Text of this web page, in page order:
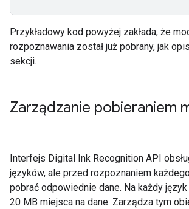
Przykładowy kod powyżej zakłada, że
rozpoznawania został już pobrany, jak
sekcji.
Zarządzanie pobieraniem
Interfejs Digital Ink Recognition API
języków, ale przed rozpoznaniem
pobrać odpowiednie dane. Na każdy
20 MB miejsca na dane. Zarządza tym